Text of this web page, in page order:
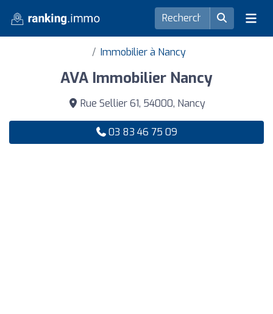
Immobilier à Nancy
AVA Immobilier Nancy
Rue Sellier 61, 54000, Nancy
03 83 46 75 09